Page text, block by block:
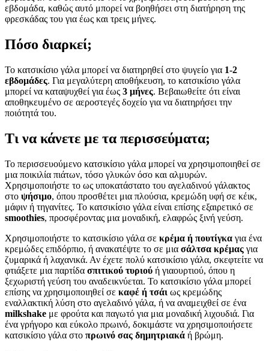
εβδομάδα, καθώς αυτό μπορεί να βοηθήσει στη διατήρηση της
φρεσκάδας του για έως και τρεις μήνες.
Πόσο διαρκεί;
Το κατσικίσιο γάλα μπορεί να διατηρηθεί στο ψυγείο για 1-2
εβδομάδες. Για μεγαλύτερη αποθήκευση, το κατσικίσιο γάλα
μπορεί να καταψυχθεί για έως 3 μήνες. Βεβαιωθείτε ότι είναι
αποθηκευμένο σε αεροστεγές δοχείο για να διατηρήσει την
ποιότητά του.
Τι να κάνετε με τα περισσεύματα;
Το περισσευούμενο κατσικίσιο γάλα μπορεί να χρησιμοποιηθεί σε
μια ποικιλία πιάτων, τόσο γλυκών όσο και αλμυρών.
Χρησιμοποιήστε το ως υποκατάστατο του αγελαδινού γάλακτος
στο ψήσιμο, όπου προσθέτει μια πλούσια, κρεμώδη υφή σε κέικ,
μάφιν ή τηγανίτες. Το κατσικίσιο γάλα είναι επίσης εξαιρετικό σε
smoothies, προσφέροντας μια μοναδική, ελαφρώς ξινή γεύση.
Χρησιμοποιήστε το κατσικίσιο γάλα σε κρέμα ή πουτίγκα για ένα
κρεμώδες επιδόρπιο, ή ανακατέψτε το σε μια σάλτσα κρέμας για
ζυμαρικά ή λαχανικά. Αν έχετε πολύ κατσικίσιο γάλα, σκεφτείτε να
φτιάξετε μια παρτίδα σπιτικού τυριού ή γιαουρτιού, όπου η
ξεχωριστή γεύση του αναδεικνύεται. Το κατσικίσιο γάλα μπορεί
επίσης να χρησιμοποιηθεί σε καφέ ή τσάι ως κρεμώδης
εναλλακτική λύση στο αγελαδινό γάλα, ή να αναμειχθεί σε ένα
milkshake με φρούτα και παγωτό για μια μοναδική λιχουδιά. Για
ένα γρήγορο και εύκολο πρωινό, δοκιμάστε να χρησιμοποιήσετε
κατσικίσιο γάλα στο πρωινό σας δημητριακά ή βρώμη.